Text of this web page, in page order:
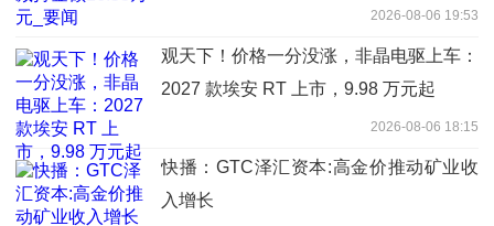
2026-08-06 19:53
观天下！价格一分没涨，非晶电驱上车：
2027 款埃安 RT 上市，9.98 万元起
2026-08-06 18:15
快播：GTC泽汇资本:高金价推动矿业收
入增长